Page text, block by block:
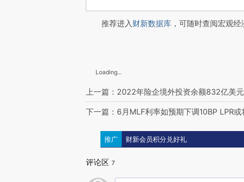
推荐进入财新数据库 ，可随时查阅宏观
Loading...
上一篇：2022年险企境外投资余额832亿美
下一篇：6月MLF利率如预期下调10BP LPR
推广 财新会员积分兑好礼
评论区 7